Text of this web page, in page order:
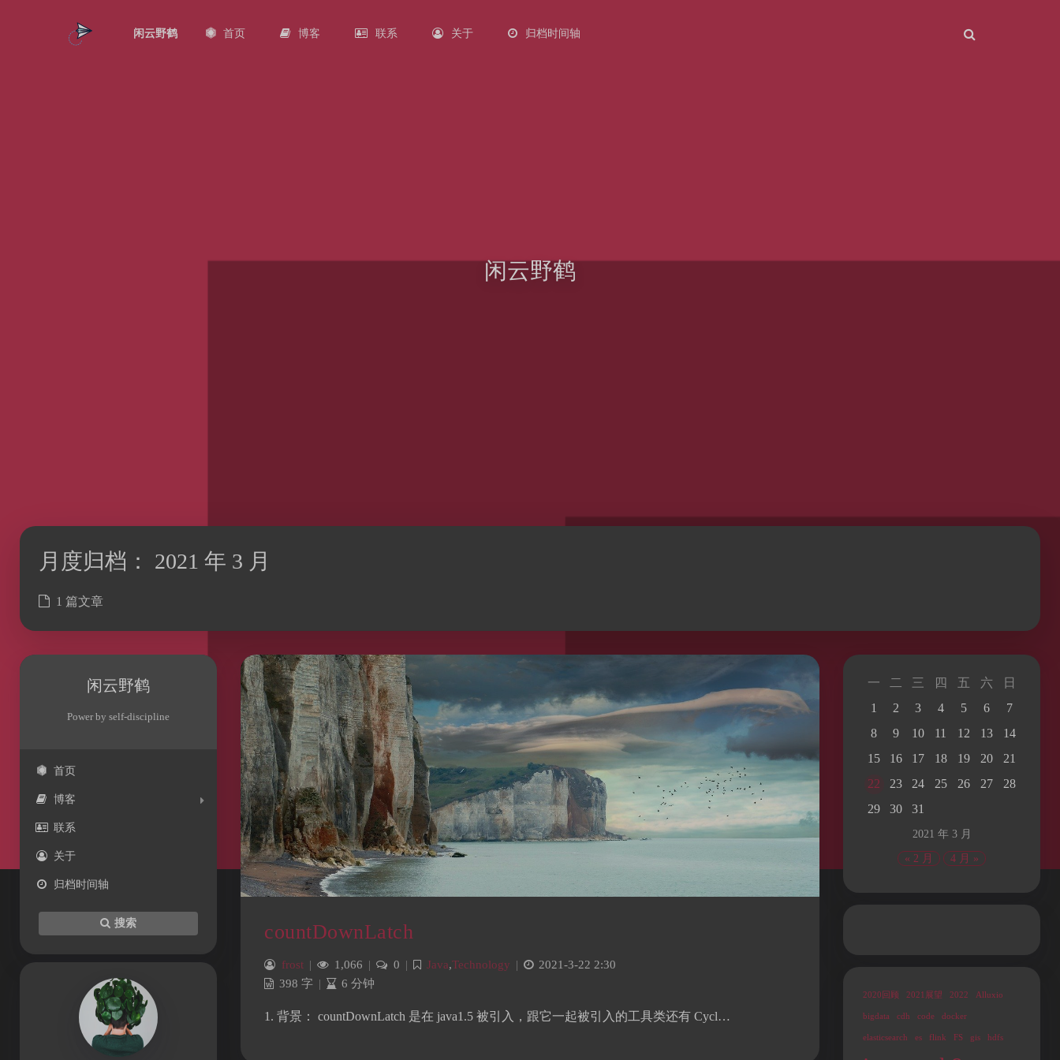
闲云野鹤 首页 博客 联系 关于 归档时间轴
闲云野鹤
浅阴影 深阴影
月度归档： 2021 年 3 月
1 篇文章
闲云野鹤
Power by self-discipline
首页
博客
联系
关于
归档时间轴
搜索
2021 年 3 月
一 二 三 四 五 六
日
1
2 3 4 5 6
7
8
9 10 11 12 13
14
15
16 17 18 19 20
21
22
23 24 25 26 27
28
29
30 31
« 2 月 4 月 »
2020回顾 2021展望 2022 Alluxio
bigdata cdh code docker
elasticsearch es flink FS gis hdfs
countDownLatch
frost | 1,066 | 0 | Java,Technology |
2021-3-22 2:30
398 字 | 6 分钟
1. 背景： countDownLatch 是在 java1.5 被引入，跟它一起被引入的工具类还有 Cycl…